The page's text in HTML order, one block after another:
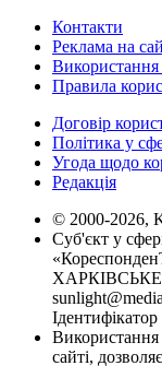
Контакти
Реклама на
Використання
Правила
Договір
Політика у
Угода щодо
Редакція
© 2000-2026,
Суб'єкт у
ХАРКІВСЬКЕ
Використання
сайті,